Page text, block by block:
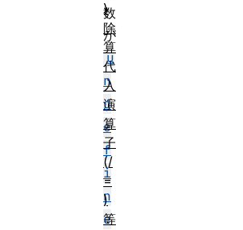
数
が
u
n
d
e
f
i
n
e
)
除
算
代
入
演
算
子
(/
=
)
等